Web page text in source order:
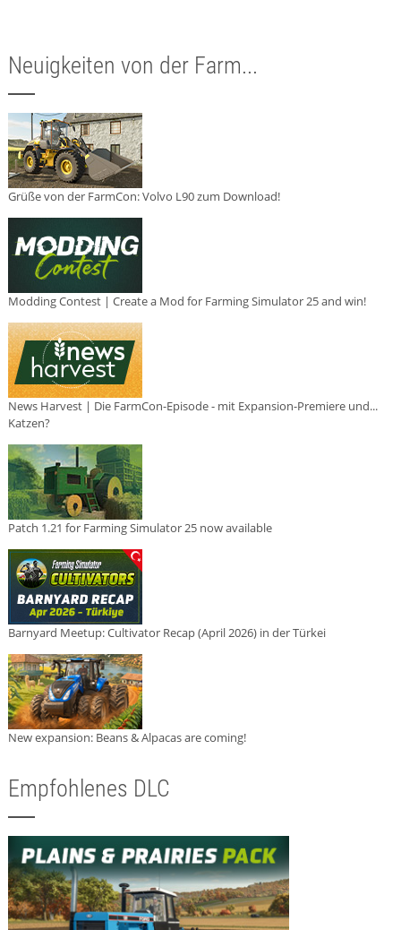
Neuigkeiten von der Farm...
Grüße von der FarmCon: Volvo L90 zum Download!
Modding Contest | Create a Mod for Farming Simulator 25 and win!
News Harvest | Die FarmCon-Episode - mit Expansion-Premiere und...
Katzen?
Patch 1.21 for Farming Simulator 25 now available
Barnyard Meetup: Cultivator Recap (April 2026) in der Türkei
New expansion: Beans & Alpacas are coming!
Empfohlenes DLC